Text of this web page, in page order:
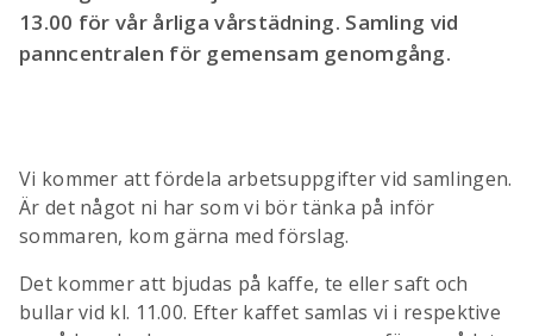
13.00 för vår årliga vårstädning. Samling vid
panncentralen för gemensam genomgång.
Vi kommer att fördela arbetsuppgifter vid samlingen.
Är det något ni har som vi bör tänka på inför
sommaren, kom gärna med förslag.
Det kommer att bjudas på kaffe, te eller saft och
bullar vid kl. 11.00. Efter kaffet samlas vi i respektive